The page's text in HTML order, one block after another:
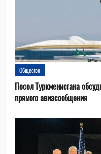
Общество
Посол Туркменистана
прямого авиасообщения